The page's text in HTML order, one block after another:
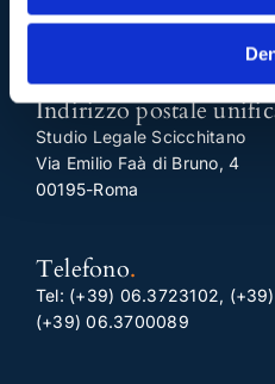
I nostri contatti
Indirizzo postale
Studio Legale Scicchitano
Via Emilio Faà di Bruno, 4
00195-Roma
Telefono.
Tel: (+39) 06.3723102,
(+39) 06.3700089